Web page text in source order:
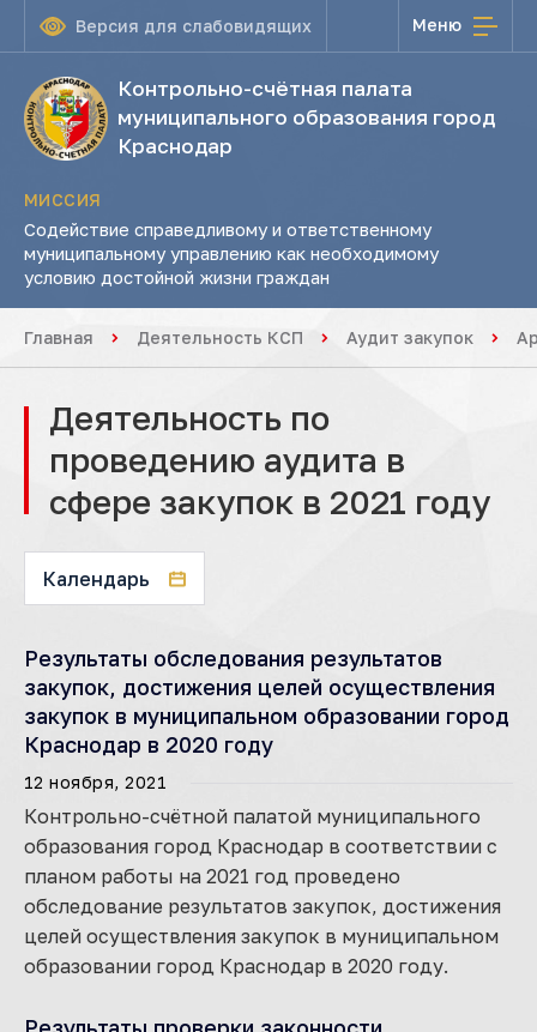
Версия для слабовидящих Меню
Контрольно-счётная палата
муниципального образования город
Краснодар
МИССИЯ
Содействие справедливому и ответственному
муниципальному управлению как необходимому
условию достойной жизни граждан
Главная Деятельность КСП Аудит закупок
Деятельность по
проведению аудита в
сфере закупок в 2021 году
Календарь
Результаты обследования результатов
закупок, достижения целей осуществления
закупок в муниципальном образовании город
Краснодар в 2020 году
12 ноября, 2021
Контрольно-счётной палатой муниципального
образования город Краснодар в соответствии с
планом работы на 2021 год проведено
обследование результатов закупок, достижения
целей осуществления закупок в муниципальном
образовании город Краснодар в 2020 году.